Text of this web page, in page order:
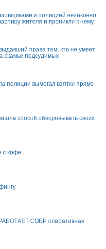
и полицией незаконно
жителя и проникли к нему
права тем, кто не умеет
скамье подсудимых
полиции вымогал взятки прямо
способ обворовывать своих
с кофе.
СОБР оперативная